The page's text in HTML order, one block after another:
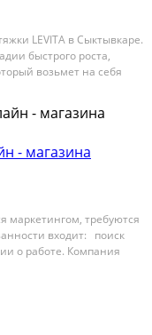
LEVITA в Сыктывкаре.
быстрого роста,
возьмет на себя
ответственный,
- магазина
требуются
входит: поиск
о работе. Компания
трудоустройство